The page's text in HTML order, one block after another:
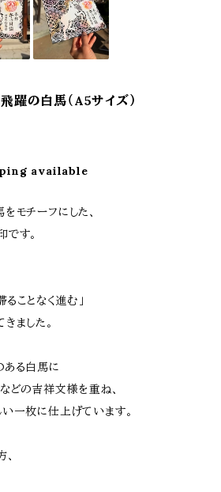
躍の白馬（A5サイズ）
available
モチーフにした、
す。
ることなく進む」
ました。
ある白馬に
どの吉祥文様を重ね、
一枚に仕上げています。